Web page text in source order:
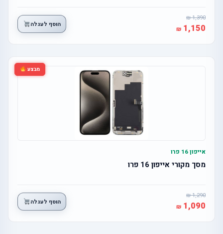
1,390
1,150 הוסף לעגלה
מבצע
אייפון 16 פרו
מסך מקורי אייפון 16 פרו
1,290
1,090 הוסף לעגלה